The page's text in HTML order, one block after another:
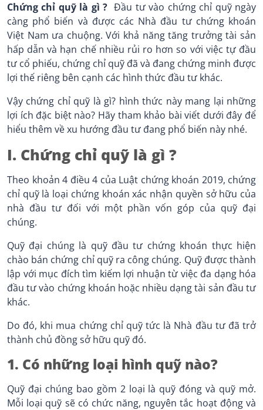
Chứng chỉ quỹ là gì ? Đầu tư vào chứng chỉ quỹ ngày
càng phổ biến và được các Nhà đầu tư chứng khoán
Việt Nam ưa chuộng. Với khả năng tăng trưởng tài sản
hấp dẫn và hạn chế nhiều rủi ro hơn so với việc tự đầu
tư cổ phiếu, chứng chỉ quỹ đã và đang chứng minh được
lợi thế riêng bên cạnh các hình thức đầu tư khác.
Vậy chứng chỉ quỹ là gì? hình thức này mang lại những
lợi ích đặc biệt nào? Hãy tham khảo bài viết dưới đây để
hiểu thêm về xu hướng đầu tư đang phổ biến này nhé.
I. Chứng chỉ quỹ là gì ?
Theo khoản 4 điều 4 của Luật chứng khoán 2019, chứng
chỉ quỹ là loại chứng khoán xác nhận quyền sở hữu của
nhà đầu tư đối với một phần vốn góp của quỹ đại
chúng.
Quỹ đại chúng là quỹ đầu tư chứng khoán thực hiện
chào bán chứng chỉ quỹ ra công chúng. Quỹ được thành
lập với mục đích tìm kiếm lợi nhuận từ việc đa dạng hóa
đầu tư vào chứng khoán hoặc nhiều dạng tài sản đầu tư
khác.
Do đó, khi mua chứng chỉ quỹ tức là Nhà đầu tư đã trở
thành chủ đồng sở hữu quỹ đó.
1. Có những loại hình quỹ nào?
Quỹ đại chúng bao gồm 2 loại là quỹ đóng và quỹ mở.
Mỗi loại quỹ sẽ có chức năng, nguyên tắc hoạt động và